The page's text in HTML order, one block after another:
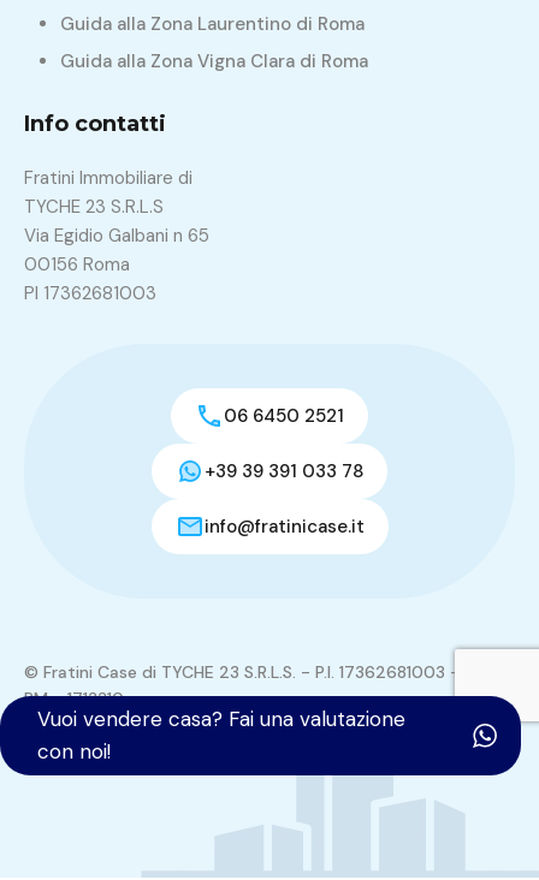
Guida alla Zona Laurentino di Roma
Guida alla Zona Vigna Clara di Roma
Info contatti
Fratini Immobiliare di
TYCHE 23 S.R.L.S
Via Egidio Galbani n 65
00156 Roma
PI 17362681003
06 6450 2521
+39 39 391 033 78
info@fratinicase.it
© Fratini Case di TYCHE 23 S.R.L.S. - P.I. 17362681003 - REA:
RM - 1713310
Tutti i contenuti del sito sono di proprietà di TYCHE 23
S.R.L.S.
Vuoi vendere casa? Fai una valutazione
con noi!